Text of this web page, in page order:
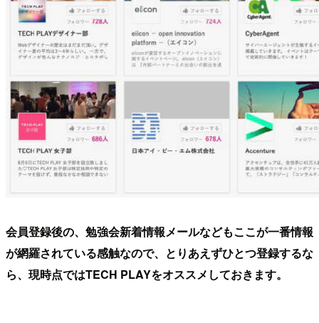
会員登録後の、勉強会新着情報メールなどもここが一番情報
が網羅されている感触なので、とりあえずひとつ登録するな
ら、現時点ではTECH PLAYをオススメしておきます。